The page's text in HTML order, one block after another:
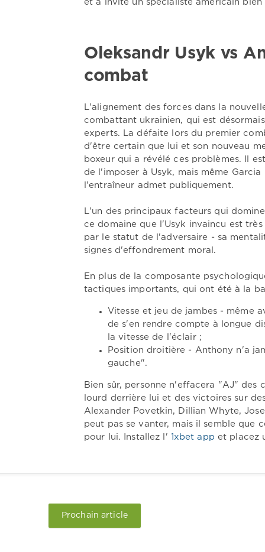
et a invité un spécialiste américain
Oleksandr Usyk vs
combat
L'alignement des forces dans la
combattant ukrainien, qui est
experts. La défaite lors du premier
d'être certain que lui et son nouveau
boxeur qui a révélé ces problèmes. Il
de l'imposer à Usyk, mais même
l'entraîneur admet publiquement.
L'un des principaux facteurs qui
ce domaine que l'Usyk invaincu est
par le statut de l'adversaire - sa
signes d'effondrement moral.
En plus de la composante
tactiques importants, qui ont été à la
Vitesse et jeu de jambes - même
de s'en rendre compte à longue
la vitesse de l'éclair ;
Position droitière - Anthony n'a
gauche".
Bien sûr, personne n'effacera "AJ" des
lourd derrière lui et des victoires sur
Alexander Povetkin, Dillian Whyte,
peut pas se vanter, mais il semble que
pour lui. Installez l'
1xbet app et placez
Prochain article